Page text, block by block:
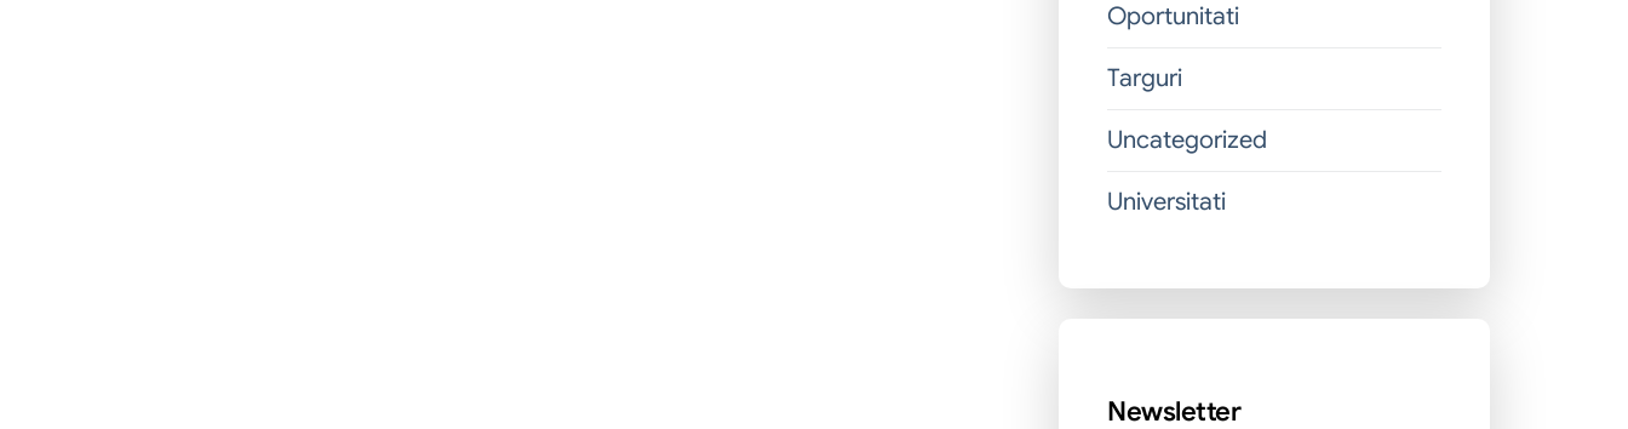
Oportunitati
Targuri
Uncategorized
Universitati
Newsletter